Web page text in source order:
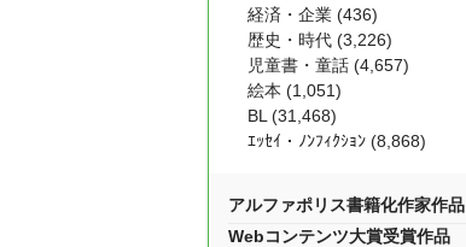
経済・企業 (436)
歴史・時代 (3,226)
児童書・童話 (4,657)
絵本 (1,051)
BL (31,468)
ｴｯｾｲ・ﾉﾝﾌｨｸｼｮﾝ (8,868)
アルファポリス書籍化作家作品
Webコンテンツ大賞受賞作品